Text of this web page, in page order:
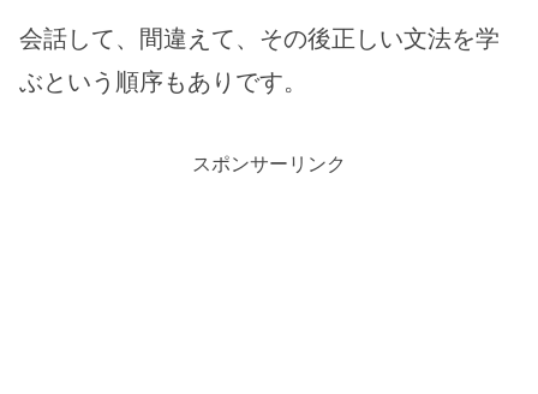
会話して、間違えて、その後正しい文法を学
ぶという順序もありです。
スポンサーリンク